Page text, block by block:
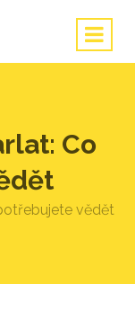
Co
vědět